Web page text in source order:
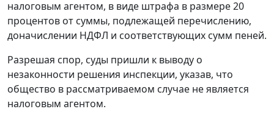
налоговым агентом, в виде штрафа в размере 20
процентов от суммы, подлежащей перечислению,
доначислении НДФЛ и соответствующих сумм пеней.
Разрешая спор, суды пришли к выводу о
незаконности решения инспекции, указав, что
общество в рассматриваемом случае не является
налоговым агентом.